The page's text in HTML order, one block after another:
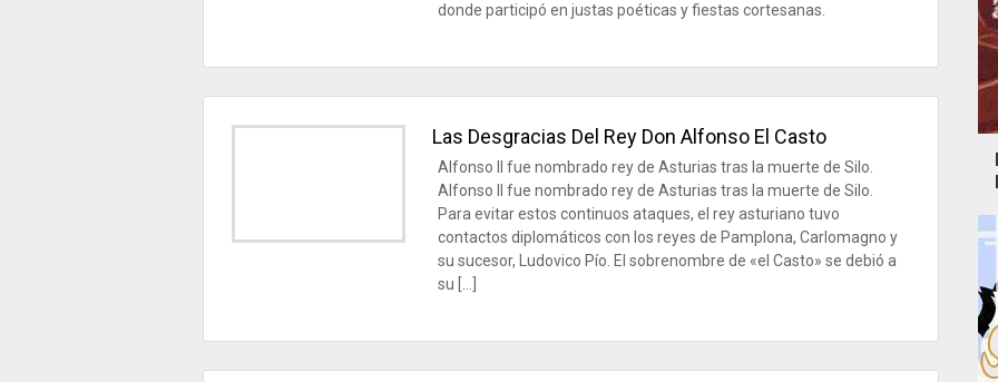
donde participó en justas poéticas y fiestas cortesanas.
Las Desgracias Del Rey Don Alfonso El Casto
Alfonso II fue nombrado rey de Asturias tras la muerte de Silo.
Alfonso II fue nombrado rey de Asturias tras la muerte de Silo.
Para evitar estos continuos ataques, el rey asturiano tuvo
contactos diplomáticos con los reyes de Pamplona, Carlomagno y
su sucesor, Ludovico Pío. El sobrenombre de «el Casto» se debió a
su […]